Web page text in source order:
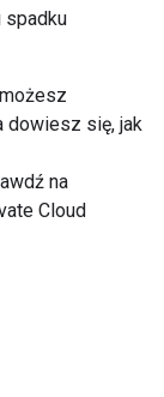
spadku
dowiesz się, jak
na
Cloud